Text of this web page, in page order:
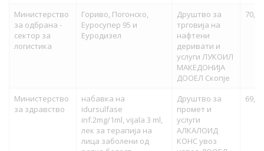
Министерство
за одбрана -
сектор за
логистика
Гориво, Погонско,
Еуросупер 95 и
Еуродизел
Друштво за
трговија на
нафтени
деривати и
услуги ЛУКОИЛ
МАКЕДОНИЈА
ДООЕЛ Скопје
Министерство
за здравство
набавка на
idursulfase
inf.2mg/1ml, vijala 3 ml,
лек за терапија на
лица заболени од
Друштво за
промет и
услуги
АЛКАЛОИД
КОНС увоз